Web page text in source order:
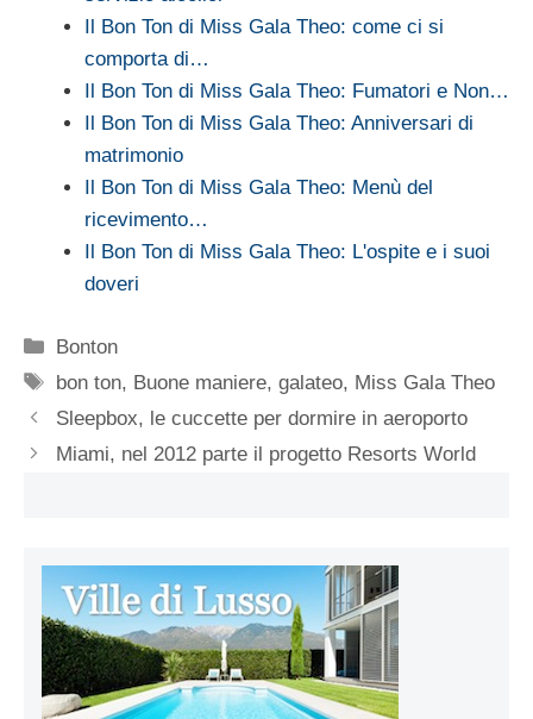
Il Bon Ton di Miss Gala Theo: come ci si
comporta di…
Il Bon Ton di Miss Gala Theo: Fumatori e Non…
Il Bon Ton di Miss Gala Theo: Anniversari di
matrimonio
Il Bon Ton di Miss Gala Theo: Menù del
ricevimento…
Il Bon Ton di Miss Gala Theo: L'ospite e i suoi
doveri
Categorie
Bonton
Tag
bon ton, Buone maniere,galateo, Miss Gala Theo
Sleepbox, le cuccette per dormire in aeroporto
Miami, nel 2012 parte il progetto Resorts World